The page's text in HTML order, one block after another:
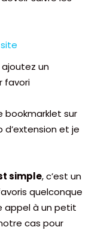
ajoutez un
favori
bookmarklet sur
d’extension et je
simple, c’est un
quelconque
appel à un petit
cas pour